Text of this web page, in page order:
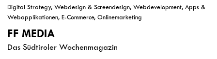
Digital Strategy, Webdesign & Screendesign, Webdevelopment, Apps &
Webapplikationen, E-Commerce, Onlinemarketing
FF MEDIA
Das Südtiroler Wochenmagazin